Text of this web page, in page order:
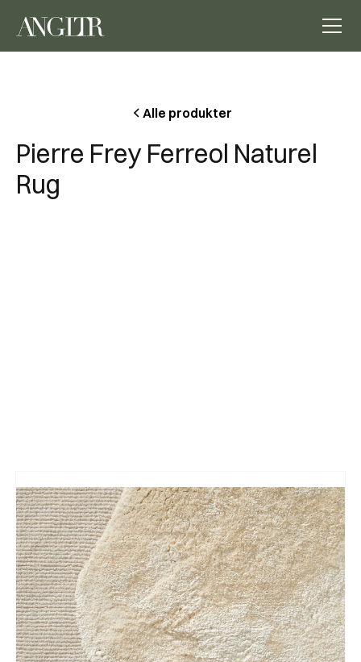
Alle produkter
Pierre Frey Ferreol Naturel
Rug
Teppe fra Pierre Frey som kombinere veving av luv
og løkke for å få fremheve de runde formene i
mønsteret.